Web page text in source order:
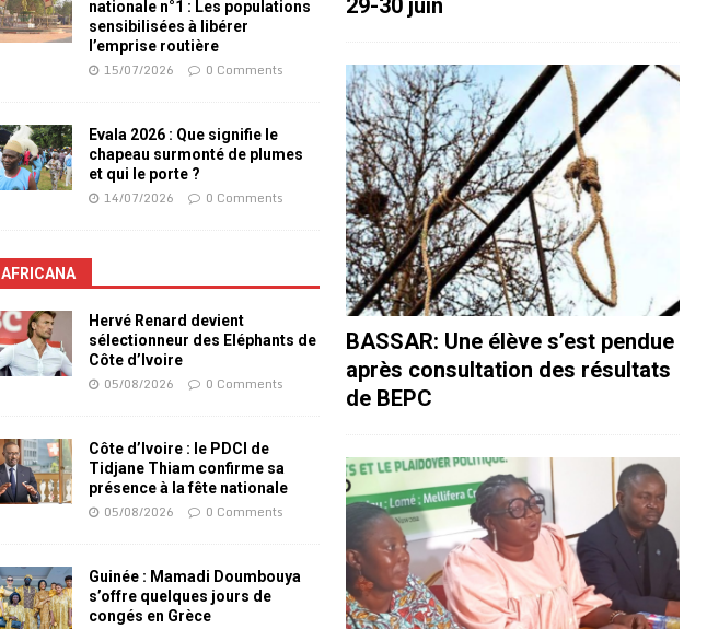
nationale n°1 : Les populations
sensibilisées à libérer
l’emprise routière
15/07/2026 0 Comments
Evala 2026 : Que signifie le
chapeau surmonté de plumes
et qui le porte ?
14/07/2026 0 Comments
AFRICANA
Hervé Renard devient
sélectionneur des Eléphants de
Côte d’Ivoire
05/08/2026 0 Comments
Côte d’Ivoire : le PDCI de
Tidjane Thiam confirme sa
présence à la fête nationale
05/08/2026 0 Comments
Guinée : Mamadi Doumbouya
s’offre quelques jours de
congés en Grèce
29-30 juin
BASSAR: Une élève s’est pendue
après consultation des résultats
de BEPC